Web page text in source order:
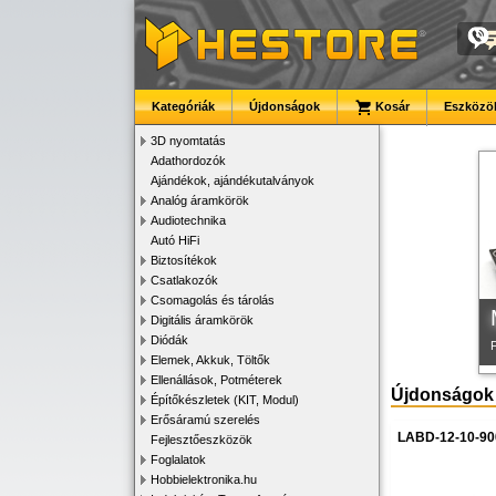
Kategóriák Újdonságok Kosár
3D nyomtatás
Adathordozók
Ajándékok, ajándékutalványok
Analóg áramkörök
Audiotechnika
Autó HiFi
Biztosítékok
Csatlakozók
Csomagolás és tárolás
Digitális áramkörök
Diódák
Elemek, Akkuk, Töltők
Ellenállások, Potméterek
Építőkészletek (KIT, Modul)
Erősáramú szerelés
Fejlesztőeszközök
Foglalatok
Hobbielektronika.hu
Újdonságok
LABD-12-10-